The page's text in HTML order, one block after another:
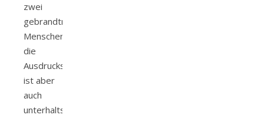
zwei
gebrandtmarkten
Menschen,
die
Ausdrucksstark
ist aber
auch
unterhaltsam.